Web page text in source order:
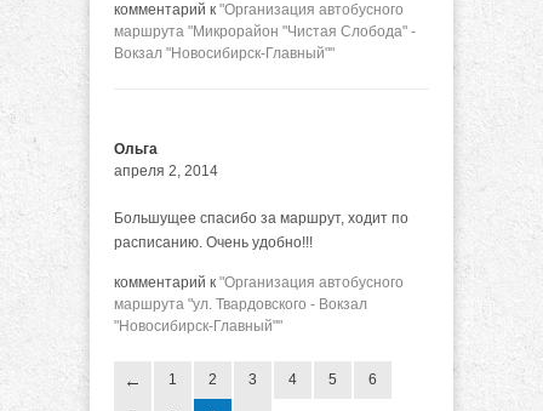
комментарий к "Организация автобусного
маршрута "Микрорайон "Чистая Слобода" -
Вокзал "Новосибирск-Главный""
Ольга
апреля 2, 2014
Большущее спасибо за маршрут, ходит по
расписанию. Очень удобно!!!
комментарий к "Организация автобусного
маршрута "ул. Твардовского - Вокзал
"Новосибирск-Главный""
1 2 3 4 5 6